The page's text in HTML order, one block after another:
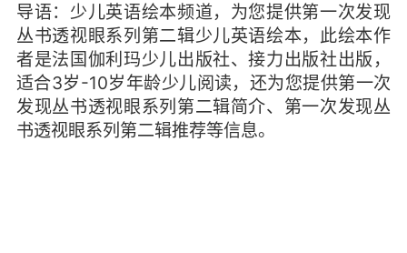
导语：少儿英语绘本频道，为您提供第一次发现
丛书透视眼系列第二辑少儿英语绘本，此绘本作
者是法国伽利玛少儿出版社、接力出版社出版，
适合3岁-10岁年龄少儿阅读，还为您提供第一次
发现丛书透视眼系列第二辑简介、第一次发现丛
书透视眼系列第二辑推荐等信息。